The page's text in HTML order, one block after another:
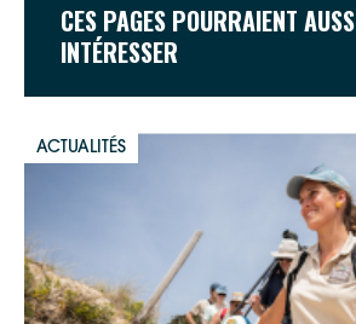
CES PAGES POURRAIENT
INTÉRESSER
ACTUALITÉS